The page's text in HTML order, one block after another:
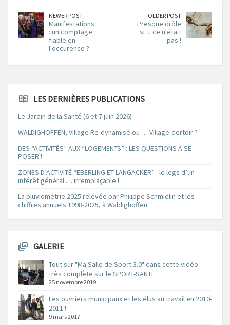
NEWER POST
Manifestations
: un comptage
fiable en
l'occurence ?
OLDER POST
Presque drôle
si ... ce n'était
pas !
LES DERNIÈRES PUBLICATIONS
Le Jardin de la Santé (6 et 7 juin 2026)
WALDIGHOFFEN, Village Re-dynamisé ou … Village-dortoir ?
DES “ACTIVITÉS” AUX “LOGEMENTS” : LES QUESTIONS À SE
POSER !
ZONES D’ACTIVITÉ “EBERLING ET LANGACKER” : le legs d’un
intérêt général … irremplaçable !
La pluviométrie 2025 relevée par Philippe Schmidlin et les
chiffres annuels 1998-2025, à Waldighoffen
GALERIE
Tout sur "Ma Salle de Sport 3.0" dans cette vidéo
très complète sur le SPORT-SANTE
25 novembre 2019
Les ouvriers municipaux et les élus au travail en 2010-
2011 !
9 mars 2017